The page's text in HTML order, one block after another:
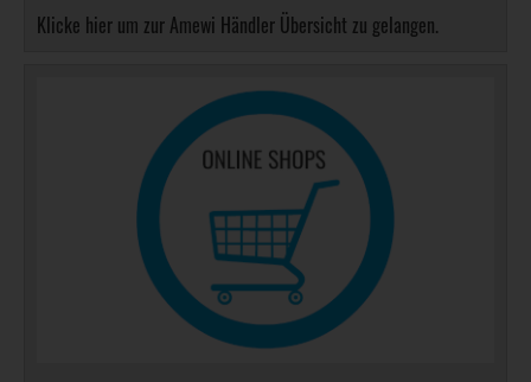
Klicke hier um zur Amewi Händler Übersicht zu gelangen.